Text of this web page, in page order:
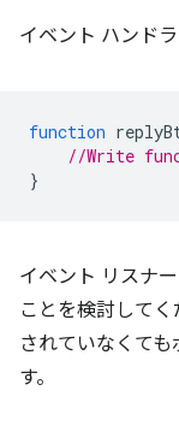
イベント ハンド
function
//Write
}
イベント リスナ
ことを検討して
されていなくて
す。